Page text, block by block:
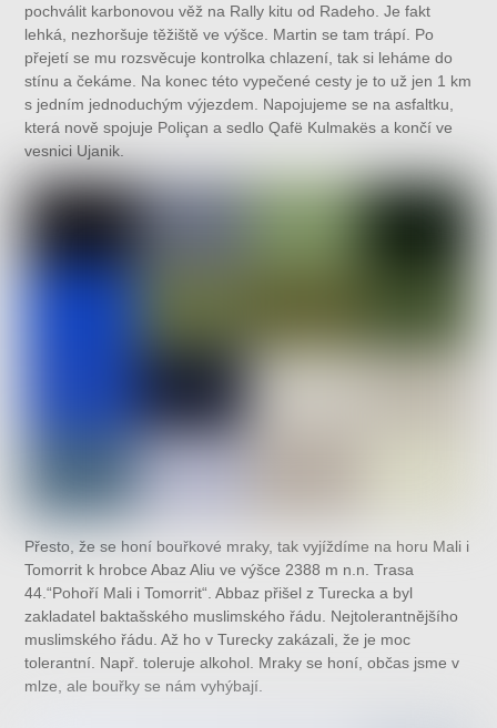
pochválit karbonovou věž na Rally kitu od Radeho. Je fakt
lehká, nezhoršuje těžiště ve výšce. Martin se tam trápí. Po
přejetí se mu rozsvěcuje kontrolka chlazení, tak si leháme do
stínu a čekáme. Na konec této vypečené cesty je to už jen 1 km
s jedním jednoduchým výjezdem. Napojujeme se na asfaltku,
která nově spojuje Poliçan a sedlo Qafë Kulmakës a končí ve
vesnici Ujanik.
Přesto, že se honí bouřkové mraky, tak vyjíždíme na horu Mali i
Tomorrit k hrobce Abaz Aliu ve výšce 2388 m n.n. Trasa
44.“Pohoří Mali i Tomorrit“. Abbaz přišel z Turecka a byl
zakladatel baktašského muslimského řádu. Nejtolerantnějšího
muslimského řádu. Až ho v Turecky zakázali, že je moc
tolerantní. Např. toleruje alkohol. Mraky se honí, občas jsme v
mlze, ale bouřky se nám vyhýbají.